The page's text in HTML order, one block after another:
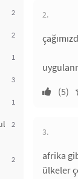
2
2
1
3
1
2
2
2.
(5)
3.
afrika
ülkeler